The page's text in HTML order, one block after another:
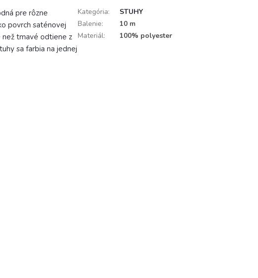
pre rôzne
povrch saténovej
než tmavé odtiene z
sa farbia na jednej
Kategória:
STUHY
Balenie:
10 m
Materiál: 100% polyester